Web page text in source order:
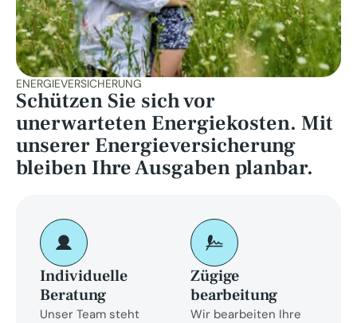
ENERGIEVERSICHERUNG
Schützen Sie sich vor
unerwarteten Energiekosten. Mit
unserer Energieversicherung
bleiben Ihre Ausgaben planbar.
Individuelle
Beratung
Unser Team steht
Zügige
bearbeitung
Wir bearbeiten Ihre